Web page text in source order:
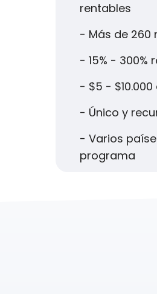
rentables
- Más de 260
- 15% - 300%
- $5 -
- Único y
- Varios
programa